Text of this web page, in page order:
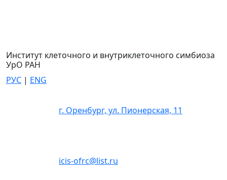
Институт клеточного и внутриклеточного симбиоза
УрО РАН
РУС | ENG
г. Оренбург, ул. Пионерская, 11
icis-ofrc@list.ru